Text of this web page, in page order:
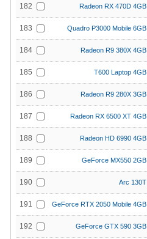
182 Radeon RX 470D 4GB
183 Quadro P3000 Mobile 6GB
184 Radeon R9 380X 4GB
185 T600 Laptop 4GB
186 Radeon R9 280X 3GB
187 Radeon RX 6500 XT 4GB
188 Radeon HD 6990 4GB
189 GeForce MX550 2GB
190 Arc 130T
191 GeForce RTX 2050 Mobile 4GB
192 GeForce GTX 590 3GB